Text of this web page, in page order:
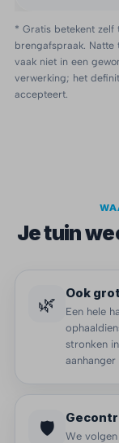
* Gratis betekent zelf
brengafspraak. Natte
vaak niet in een
verwerking; het
accepteert.
Je tuin
🌿 Ook
Een hele
stronken
aanhanger
🛡️
We